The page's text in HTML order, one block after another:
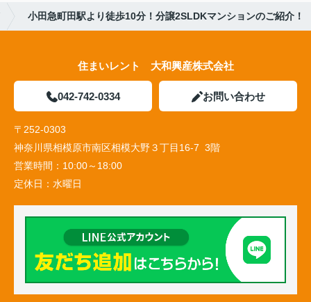
小田急町田駅より徒歩10分！分譲2SLDKマンションのご紹介！
住まいレント 大和興産株式会社
042-742-0334 お問い合わせ
〒252-0303
神奈川県相模原市南区相模大野３丁目16-7 3階
営業時間： 10:00～18:00
定休日： 水曜日